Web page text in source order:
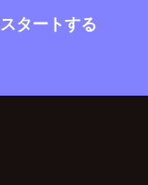
タートする